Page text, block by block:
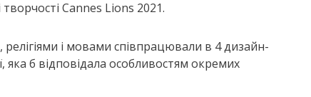
Cannes Lions 2021.
релігіями і мовами співпрацювали в 4 дизайн-
яка б відповідала особливостям окремих